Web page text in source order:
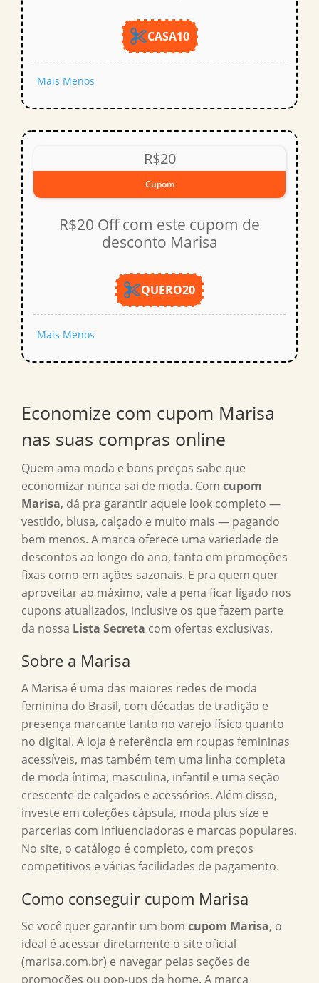
CASA10
Mais Menos
R$20
Cupom
R$20 Off com este cupom de
desconto Marisa
QUERO20
Mais Menos
Economize com cupom Marisa
nas suas compras online
Quem ama moda e bons preços sabe que
economizar nunca sai de moda. Com cupom
Marisa, dá pra garantir aquele look completo —
vestido, blusa, calçado e muito mais — pagando
bem menos. A marca oferece uma variedade de
descontos ao longo do ano, tanto em promoções
fixas como em ações sazonais. E pra quem quer
aproveitar ao máximo, vale a pena ficar ligado nos
cupons atualizados, inclusive os que fazem parte
da nossa Lista Secreta com ofertas exclusivas.
Sobre a Marisa
A Marisa é uma das maiores redes de moda
feminina do Brasil, com décadas de tradição e
presença marcante tanto no varejo físico quanto
no digital. A loja é referência em roupas femininas
acessíveis, mas também tem uma linha completa
de moda íntima, masculina, infantil e uma seção
crescente de calçados e acessórios. Além disso,
investe em coleções cápsula, moda plus size e
parcerias com influenciadoras e marcas populares.
No site, o catálogo é completo, com preços
competitivos e várias facilidades de pagamento.
Como conseguir cupom Marisa
Se você quer garantir um bom cupom Marisa, o
ideal é acessar diretamente o site oficial
(marisa.com.br) e navegar pelas seções de
promoções ou pop-ups da home. A marca